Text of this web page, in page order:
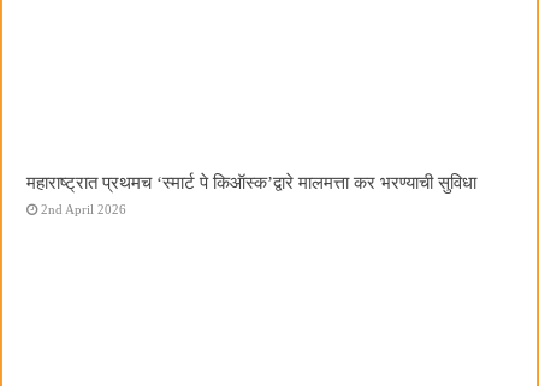
महाराष्ट्रात प्रथमच ‌‘स्मार्ट पे किऑस्क‌’द्वारे मालमत्ता कर भरण्याची सुविधा
2nd April 2026